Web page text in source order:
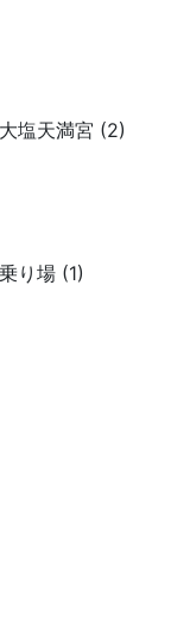
塩天満宮 (2)
り場 (1)